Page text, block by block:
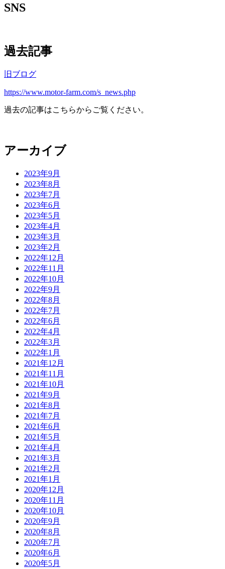
SNS
過去記事
旧ブログ
https://www.motor-farm.com/s_news.php
過去の記事はこちらからご覧ください。
アーカイブ
2023年9月
2023年8月
2023年7月
2023年6月
2023年5月
2023年4月
2023年3月
2023年2月
2022年12月
2022年11月
2022年10月
2022年9月
2022年8月
2022年7月
2022年6月
2022年4月
2022年3月
2022年1月
2021年12月
2021年11月
2021年10月
2021年9月
2021年8月
2021年7月
2021年6月
2021年5月
2021年4月
2021年3月
2021年2月
2021年1月
2020年12月
2020年11月
2020年10月
2020年9月
2020年8月
2020年7月
2020年6月
2020年5月